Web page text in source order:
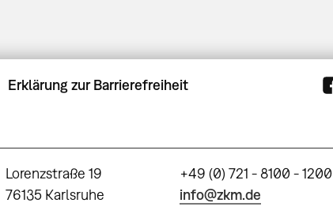
Erklärung zur Barrierefreiheit
Lorenzstraße 19
76135 Karlsruhe
+49 (0) 721 - 8100 - 1200
info@zkm.de